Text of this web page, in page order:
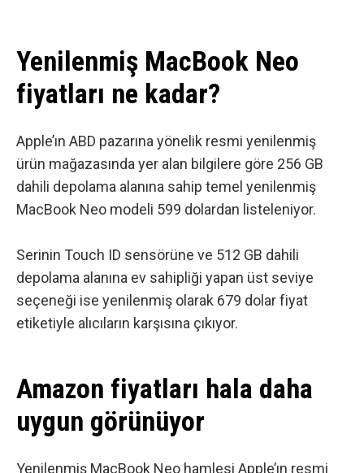
Yenilenmiş MacBook Neo
fiyatları ne kadar?
Apple’ın ABD pazarına yönelik resmi yenilenmiş
ürün mağazasında yer alan bilgilere göre 256 GB
dahili depolama alanına sahip temel yenilenmiş
MacBook Neo modeli 599 dolardan listeleniyor.
Serinin Touch ID sensörüne ve 512 GB dahili
depolama alanına ev sahipliği yapan üst seviye
seçeneği ise yenilenmiş olarak 679 dolar fiyat
etiketiyle alıcıların karşısına çıkıyor.
Amazon fiyatları hala daha
uygun görünüyor
Yenilenmiş MacBook Neo hamlesi Apple’ın resmi